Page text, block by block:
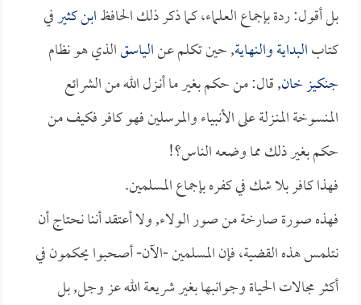
بل أقول: ردة بإجماع العلماء، كما ذكر ذلك الحافظابن كثيرفي
كتابالبداية والنهاية, حين تكلم عنالياسقالذي هو نظام
جنكيز خان, قال: من حكم بغير ما أنـزل الله من الشرائع
المنسوخة المنـزلة على الأنبياء والمرسلين فهو كافر فكيف من
حكم بغير ذلك مما وضعه الناس؟!
فهذا كافر بلا شك في كفره بإجماع المسلمين.
فهذه صورة صارخة من صور الولاء, ولا أعتقد أننا نحتاج أن
نتلمس هذه القضية، فإن المسلمين -الآن- أصحبوا يحكمون في
أكثر مجالات الحياة وجوانبها بغير شريعة الله عز وجل, بل